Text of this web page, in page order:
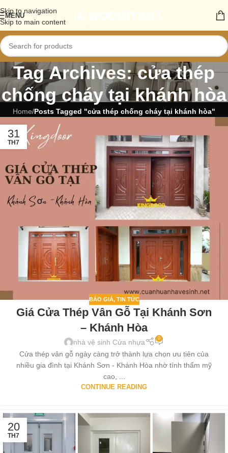
Skip to navigation
Skip to main content
MENU
Tag Archives: cửa thép
chống cháy tại khánh hòa
Home/Posts Tagged "cửa thép chống cháy tại khánh hòa"
31
TH7
BÁO GIÁ, TIN TỨC
Giá Cửa Thép Vân Gỗ Tại Khánh Sơn
– Khánh Hòa
nhà vệ sinh Cửa nhựa 0
Cửa thép vân gỗ ngày càng trở thành lựa chọn ưu tiên của
nhiều gia đình tại Khánh Sơn - Khánh Hòa nhờ tính thẩm mỹ
cao, ...
CONTINUE READING
20
TH7